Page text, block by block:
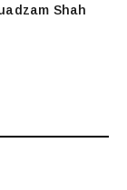
Shah